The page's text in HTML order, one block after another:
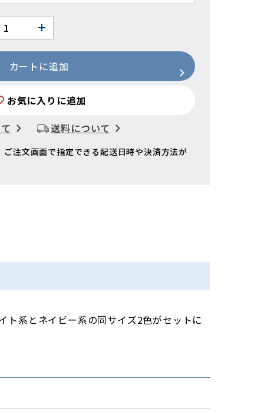
カートに追加
お気に入りに追加
送料について
注文画面で指定できる配送日時や決済方法が
ト系とネイビー系の同サイズ2色がセットに